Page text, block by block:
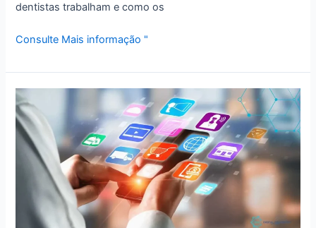
dentistas trabalham e como os
Consulte Mais informação "
Cursos
de
Odontologia
Digital:
Aprenda
técnicas
avançadas